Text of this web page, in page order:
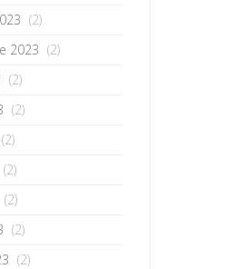
(2)
2023 (2)
(2)
(2)
(2)
(2)
(2)
(2)
(2)